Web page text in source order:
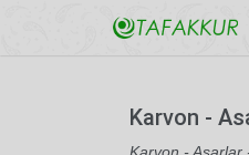
Karvon -